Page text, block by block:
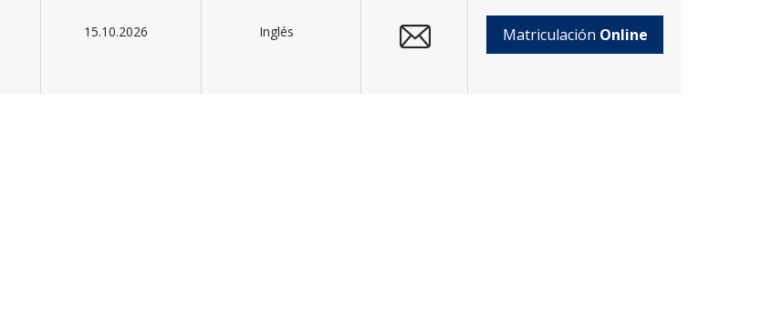
15.10.2026 Inglés Matriculación Online